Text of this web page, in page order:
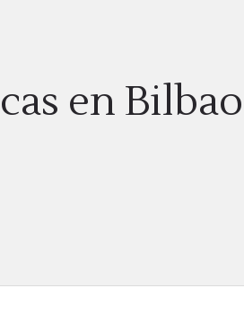
en Bilbao